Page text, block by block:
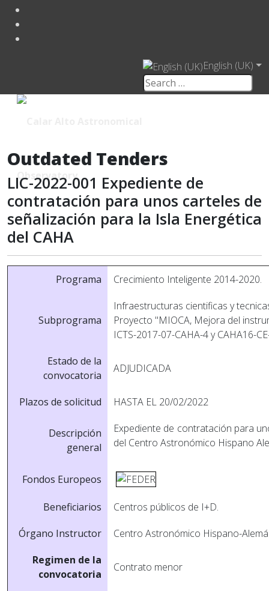
English (UK)
Outdated Tenders
LIC-2022-001 Expediente de
contratación para unos carteles de
señalización para la Isla Energética
del CAHA
Programa Crecimiento Inteligente 2014-2020.
Subprograma
Infraestructuras cientificas y
Proyecto "MIOCA, Mejora del
ICTS-2017-07-CAHA-4 y CAHA16-
Estado de la
convocatoria
ADJUDICADA
Plazos de solicitud HASTA EL 20/02/2022
Descripción
general
Expediente de contratación para
del Centro Astronómico Hispano
Fondos Europeos
Beneficiarios
Centros públicos de I+D.
Órgano Instructor
Centro Astronómico Hispano-
Regimen de la
convocatoria
Contrato menor